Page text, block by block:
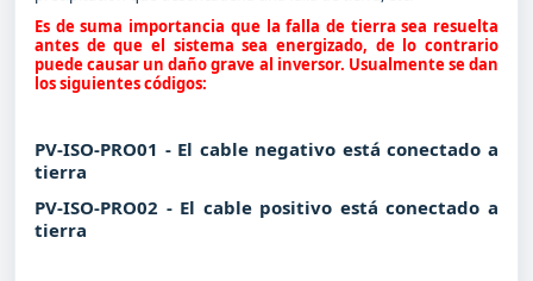
Es de suma importancia que la falla de tierra sea resuelta
antes de que el sistema sea energizado, de lo contrario
puede causar un daño grave al inversor. Usualmente se dan
los siguientes códigos:
PV-ISO-PRO01 - El cable negativo está conectado a
tierra
PV-ISO-PRO02 - El cable positivo está conectado a
tierra